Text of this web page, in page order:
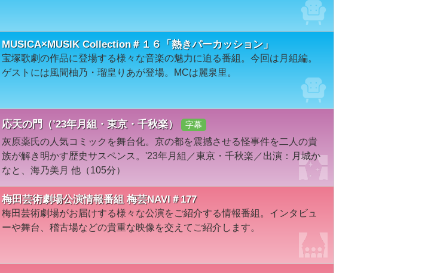
MUSICA×MUSIK Collection＃１６「熱きパーカッション」
宝塚歌劇の作品に登場する様々な音楽の魅力に迫る番組。今回は月組編。
ゲストには風間柚乃・瑠皇りあが登場。MCは麗泉里。
応天の門（’23年月組・東京・千秋楽） 字幕
灰原薬氏の人気コミックを舞台化。京の都を震撼させる怪事件を二人の貴
族が解き明かす歴史サスペンス。'23年月組／東京・千秋楽／出演：月城か
なと、海乃美月 他（105分）
梅田芸術劇場公演情報番組 梅芸NAVI＃177
梅田芸術劇場がお届けする様々な公演をご紹介する情報番組。インタビュ
ーや舞台、稽古場などの貴重な映像を交えてご紹介します。